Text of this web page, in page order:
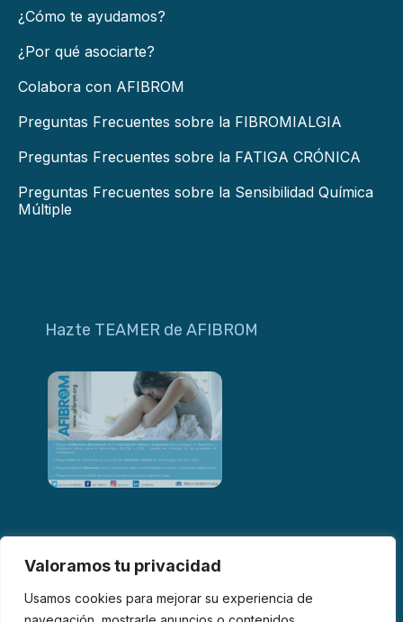
Valoramos tu privacidad
Usamos cookies para mejorar su experiencia de
¿Cómo te ayudamos?
¿Por qué asociarte?
Colabora con AFIBROM
Preguntas Frecuentes sobre la FIBROMIALGIA
Preguntas Frecuentes sobre la FATIGA CRÓNICA
Preguntas Frecuentes sobre la Sensibilidad Química
Múltiple
Hazte TEAMER de AFIBROM